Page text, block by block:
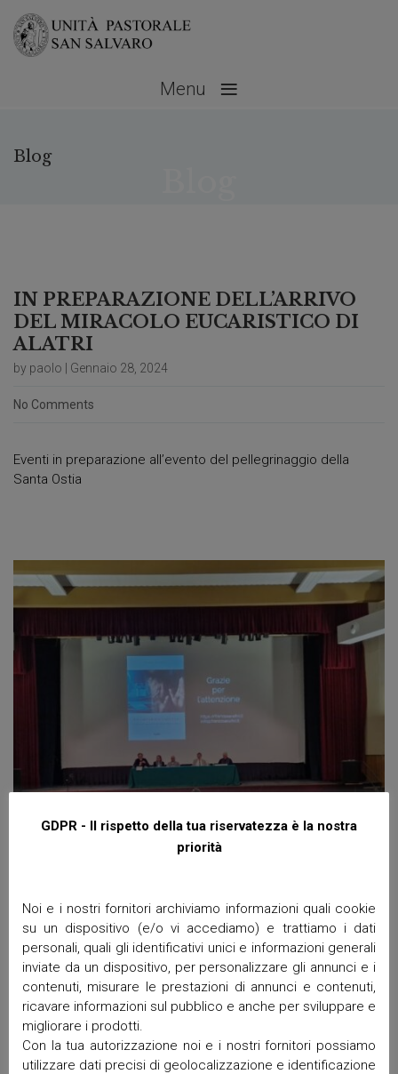
Menu ≡
Blog
IN PREPARAZIONE DELL’ARRIVO
DEL MIRACOLO EUCARISTICO DI
ALATRI
by paolo | Gennaio 28, 2024
No Comments
Eventi in preparazione all’evento del pellegrinaggio della
Santa Ostia
GDPR - Il rispetto della tua riservatezza è la nostra
priorità
Noi e i nostri fornitori archiviamo informazioni quali cookie
su un dispositivo (e/o vi accediamo) e trattiamo i dati
personali, quali gli identificativi unici e informazioni generali
inviate da un dispositivo, per personalizzare gli annunci e i
contenuti, misurare le prestazioni di annunci e contenuti,
ricavare informazioni sul pubblico e anche per sviluppare e
migliorare i prodotti.
Con la tua autorizzazione noi e i nostri fornitori possiamo
utilizzare dati precisi di geolocalizzazione e identificazione